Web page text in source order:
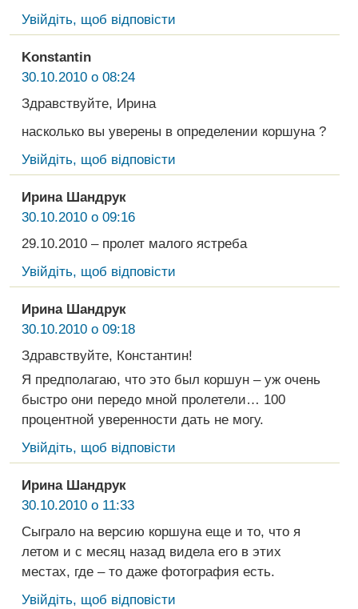
Увійдіть, щоб відповісти
Konstantin
30.10.2010 о 08:24
Здравствуйте, Ирина
насколько вы уверены в определении коршуна ?
Увійдіть, щоб відповісти
Ирина Шандрук
30.10.2010 о 09:16
29.10.2010 – пролет малого ястреба
Увійдіть, щоб відповісти
Ирина Шандрук
30.10.2010 о 09:18
Здравствуйте, Константин!
Я предполагаю, что это был коршун – уж очень
быстро они передо мной пролетели… 100
процентной уверенности дать не могу.
Увійдіть, щоб відповісти
Ирина Шандрук
30.10.2010 о 11:33
Сыграло на версию коршуна еще и то, что я
летом и с месяц назад видела его в этих
местах, где – то даже фотография есть.
Увійдіть, щоб відповісти